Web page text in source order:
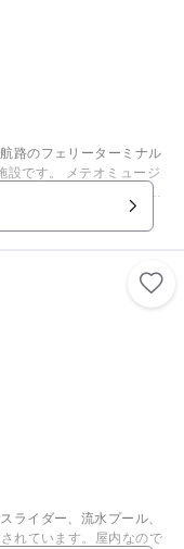
路のフェリーターミナル
オミュージ
だち」や「宇宙の誕生」
とができます。また、本
す。宇宙のロマンを感じ
間。リラックスマシーン
サウナ・浴場もご利用い
ライダー、流水プール、
れています。屋内なので